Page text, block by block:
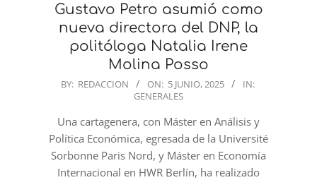
Gustavo Petro asumió como
nueva directora del DNP, la
politóloga Natalia Irene
Molina Posso
2025-
BY: REDACCION ON: 5 JUNIO, 2025
IN:
GENERALES
Una cartagenera, con Máster en Análisis y
Política Económica, egresada de la Université
Sorbonne Paris Nord, y Máster en Economía
Internacional en HWR Berlín, ha realizado